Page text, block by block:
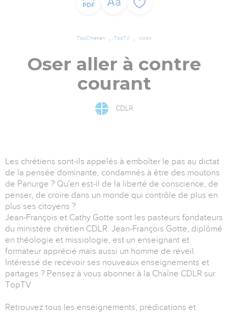
TopChrétien TopTV Vidéo
Oser aller à contre
courant
CDLR
Les chrétiens sont-ils appelés à emboîter le pas au dictat
de la pensée dominante, condamnés à être des moutons
de Panurge ? Qu'en est-il de la liberté de conscience, de
penser, de croire dans un monde qui contrôle de plus en
plus ses citoyens ?
Jean-François et Cathy Gotte sont les pasteurs fondateurs
du ministère chrétien CDLR. Jean-François Gotte, diplômé
en théologie et missiologie, est un enseignant et
formateur apprécié mais aussi un homme de réveil.
Intéressé de recevoir ses nouveaux enseignements et
partages ? Pensez à vous abonner à la Chaîne CDLR sur
TopTV
Retrouvez tous les enseignements, prédications et